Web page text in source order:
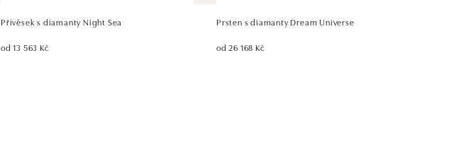
Přívěsek s diamanty Night Sea
od 13 563 Kč
Prsten s diamanty Dream Universe
od 26 168 Kč